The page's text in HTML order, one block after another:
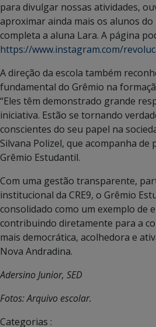
para divulgar nossas atividades,
aproximar ainda mais os alunos
completa a aluna Lara. A página
https://www.instagram.com/
A direção da escola também
fundamental do Grêmio na
“Eles têm demonstrado grande
iniciativa. Estão se tornando
conscientes do seu papel na
Silvana Polizel, que acompanha
Grêmio Estudantil.
Com uma gestão transparente,
institucional da CRE9, o Grêmio
consolidado como um exemplo de
contribuindo diretamente para a
mais democrática, acolhedora e
Nova Andradina.
Adersino Junior, SED
Fotos: Arquivo escolar.
Categorias :